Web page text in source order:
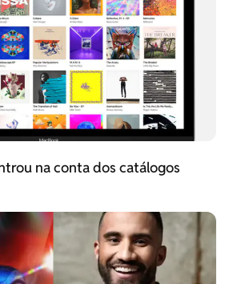
na conta dos catálogos